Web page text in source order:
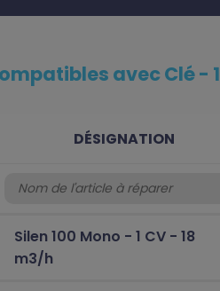
avec Clé -
DÉSIGNATION
Silen 100 Mono - 1 CV - 18
m3/h